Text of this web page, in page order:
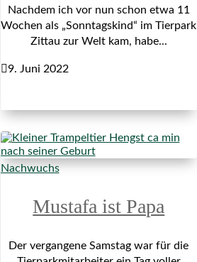
Nachdem ich vor nun schon etwa 11
Wochen als „Sonntagskind“ im Tierpark
Zittau zur Welt kam, habe...
9. Juni 2022
Nachwuchs
Mustafa ist Papa
Der vergangene Samstag war für die